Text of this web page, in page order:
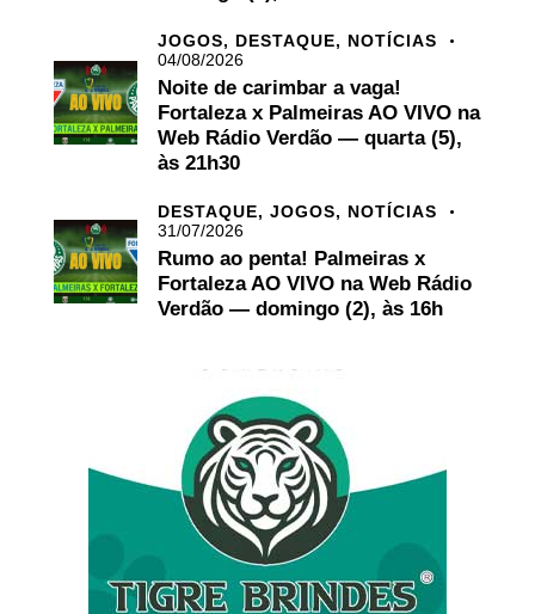
JOGOS, DESTAQUE, NOTÍCIAS
04/08/2026
Noite de carimbar a vaga!
Fortaleza x Palmeiras AO VIVO na
Web Rádio Verdão — quarta (5),
às 21h30
DESTAQUE, JOGOS, NOTÍCIAS
31/07/2026
Rumo ao penta! Palmeiras x
Fortaleza AO VIVO na Web Rádio
Verdão — domingo (2), às 16h